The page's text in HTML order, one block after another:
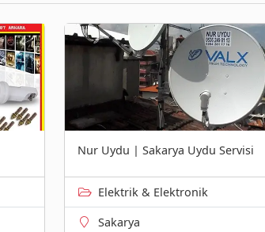
Nur Uydu | Sakarya Uydu Servisi
Elektrik & Elektronik
Sakarya